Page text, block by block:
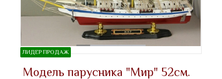
ЛИДЕР ПРОДАЖ
Модель парусника "Мир" 52см.